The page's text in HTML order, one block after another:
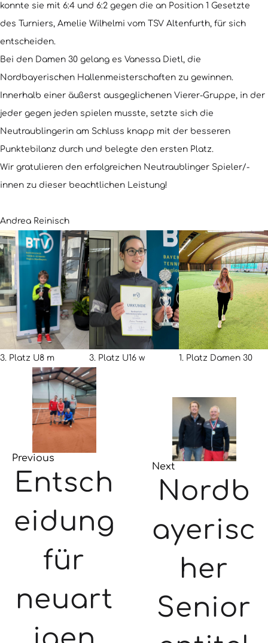
konnte sie mit 6:4 und 6:2 gegen die an Position 1 Gesetzte
des Turniers, Amelie Wilhelmi vom TSV Altenfurth, für sich
entscheiden.
Bei den Damen 30 gelang es Vanessa Dietl, die
Nordbayerischen Hallenmeisterschaften zu gewinnen.
Innerhalb einer äußerst ausgeglichenen Vierer-Gruppe, in der
jeder gegen jeden spielen musste, setzte sich die
Neutraublingerin am Schluss knapp mit der besseren
Punktebilanz durch und belegte den ersten Platz.
Wir gratulieren den erfolgreichen Neutraublinger Spieler/-
innen zu dieser beachtlichen Leistung!
Andrea Reinisch
3. Platz U8 m 3. Platz U16 w 1. Platz Damen 30
Previous
Entsch
eidung
für
neuart
Next
Nordb
ayerisc
her
Senior